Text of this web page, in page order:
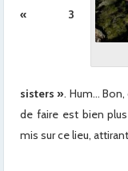
« 3
sisters ». Hum… Bon,
de faire est bien
mis sur ce lieu,